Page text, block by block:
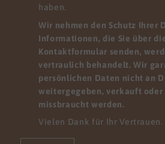
haben.
Wir nehmen den Schutz Ihrer
Informationen, die Sie über
Kontaktformular senden,
vertraulich behandelt. Wir
persönlichen Daten nicht an
weitergegeben, verkauft
missbraucht werden.
Vielen Dank für Ihr Vertrauen.